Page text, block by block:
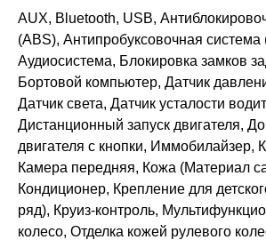
AUX, Bluetooth, USB,
(ABS), Антипробуксовочная система
Аудиосистема, Блокировка замков
Бортовой компьютер, Датчик
Датчик света, Датчик усталости
Дистанционный запуск двигателя,
двигателя с кнопки, Иммобилайзер,
Камера передняя, Кожа (Материал
Кондиционер, Крепление для
ряд), Круиз-контроль,
колесо, Отделка кожей рулевого